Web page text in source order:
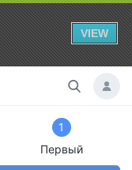
VIEW
1
Первый